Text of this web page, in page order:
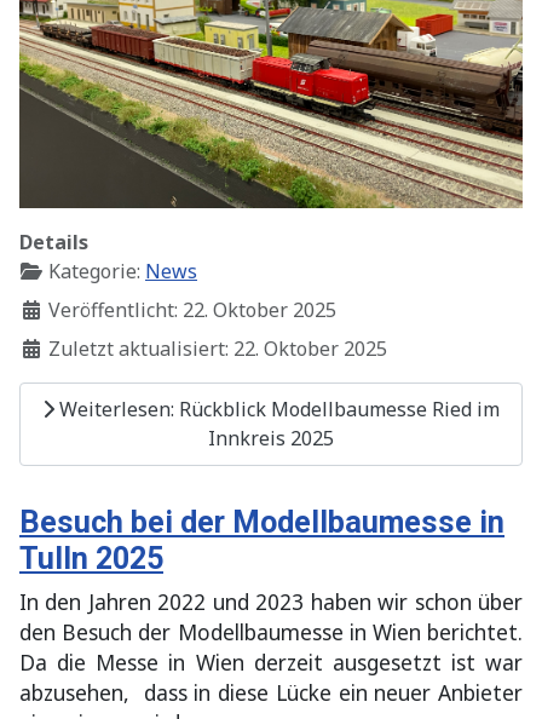
Details
Kategorie: News
Veröffentlicht: 22. Oktober 2025
Zuletzt aktualisiert: 22. Oktober 2025
Weiterlesen: Rückblick Modellbaumesse Ried im
Innkreis 2025
Besuch bei der Modellbaumesse in
Tulln 2025
In den Jahren 2022 und 2023 haben wir schon über
den Besuch der Modellbaumesse in Wien berichtet.
Da die Messe in Wien derzeit ausgesetzt ist war
abzusehen, dass in diese Lücke ein neuer Anbieter